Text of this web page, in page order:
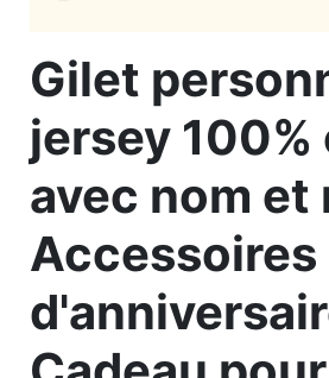
Gilet
jersey
avec nom et
Accessoires